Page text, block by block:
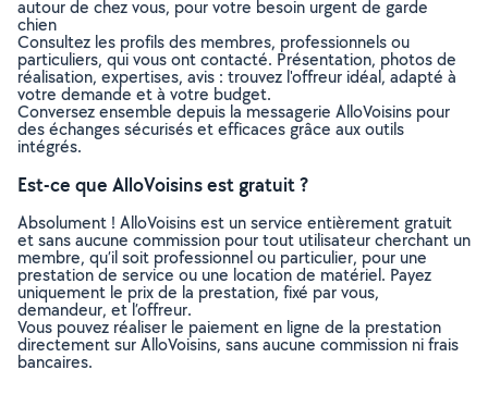
autour de chez vous, pour votre besoin urgent de garde
chien
Consultez les profils des membres, professionnels ou
particuliers, qui vous ont contacté. Présentation, photos de
réalisation, expertises, avis : trouvez l'offreur idéal, adapté à
votre demande et à votre budget.
Conversez ensemble depuis la messagerie AlloVoisins pour
des échanges sécurisés et efficaces grâce aux outils
intégrés.
Est-ce que AlloVoisins est gratuit ?
Absolument ! AlloVoisins est un service entièrement gratuit
et sans aucune commission pour tout utilisateur cherchant un
membre, qu’il soit professionnel ou particulier, pour une
prestation de service ou une location de matériel. Payez
uniquement le prix de la prestation, fixé par vous,
demandeur, et l’offreur.
Vous pouvez réaliser le paiement en ligne de la prestation
directement sur AlloVoisins, sans aucune commission ni frais
bancaires.